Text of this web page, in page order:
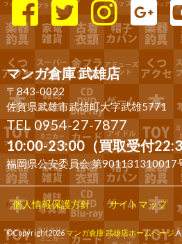
マンガ倉庫 武雄店
〒843-0022
佐賀県武雄市武雄町大字武雄5771
TEL 0954-27-7877
10:00-23:00（買取受付
福岡県公安委員会 第901131310017
個人情報保護方針 サイトマップ
©Copyright2026マンガ倉庫 武雄店ホームページ